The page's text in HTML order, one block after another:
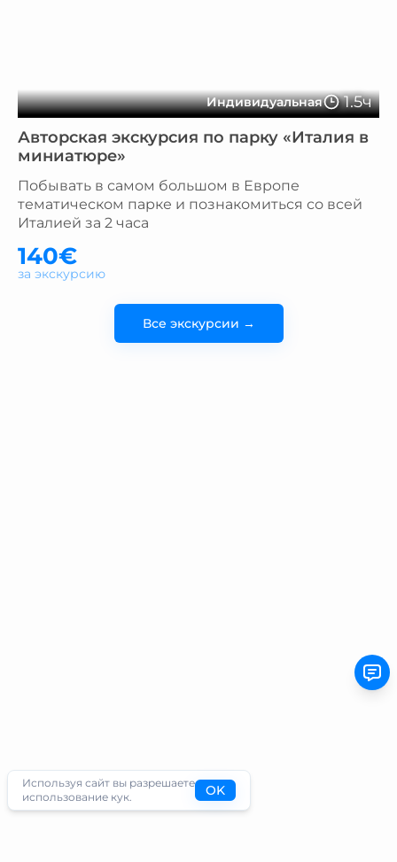
Индивидуальная 1.5ч
Авторская экскурсия по парку «Италия в
миниатюре»
Побывать в самом большом в Европе
тематическом парке и познакомиться со всей
Италией за 2 часа
140€
за экскурсию
Все экскурсии →
Используя сайт вы разрешаете
использование кук.
OK